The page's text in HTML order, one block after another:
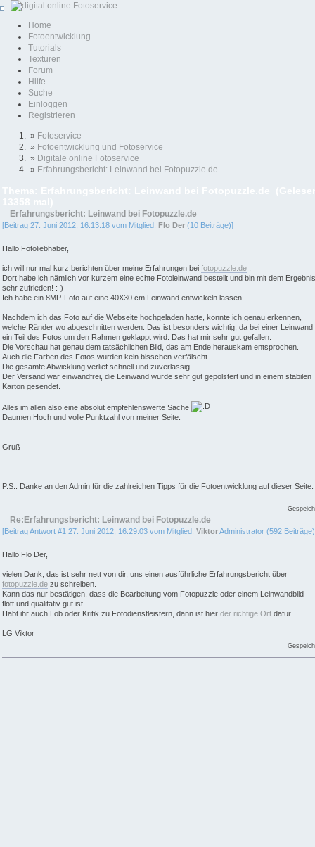
Home
Fotoentwicklung
Tutorials
Texturen
Forum
Hilfe
Suche
Einloggen
Registrieren
» Fotoservice
» Fotoentwicklung und Fotoservice
» Digitale online Fotoservice
» Erfahrungsbericht: Leinwand bei Fotopuzzle.de
Erfahrungsbericht: Leinwand bei Fotopuzzle.de
[Beitrag 27. Juni 2012, 16:13:18 vom Mitglied: Flo Der (10 Beiträge)]
Hallo Fotoliebhaber,
ich will nur mal kurz berichten über meine Erfahrungen bei fotopuzzle.de
Dort habe ich nämlich vor kurzem eine echte Fotoleinwand bestellt und bin mit dem Ergebnis
sehr zufrieden! :-)
Ich habe ein 8MP-Foto auf eine 40X30 cm Leinwand entwickeln lassen.
Nachdem ich das Foto auf die Webseite hochgeladen hatte, konnte ich genau erkennen,
welche Ränder wo abgeschnitten werden. Das ist besonders wichtig, da bei einer Leinwand
ein Teil des Fotos um den Rahmen geklappt wird. Das hat mir sehr gut gefallen.
Die Vorschau hat genau dem tatsächlichen Bild, das am Ende herauskam entsprochen.
Auch die Farben des Fotos wurden kein bisschen verfälscht.
Die gesamte Abwicklung verlief schnell und zuverlässig.
Der Versand war einwandfrei, die Leinwand wurde sehr gut gepolstert und in einem stabilen
Karton gesendet.
Alles im allen also eine absolut empfehlenswerte Sache
Daumen Hoch und volle Punktzahl von meiner Seite.
Gruß
P.S.: Danke an den Admin für die zahlreichen Tipps für die Fotoentwicklung auf dieser Seite.
Re:Erfahrungsbericht: Leinwand bei Fotopuzzle.de
[Beitrag Antwort #1 27. Juni 2012, 16:29:03 vom Mitglied: ViktorAdministrator (592
Hallo Flo Der,
vielen Dank, das ist sehr nett von dir, uns einen ausführliche Erfahrungsbericht über
fotopuzzle.de zu schreiben.
Kann das nur bestätigen, dass die Bearbeitung vom Fotopuzzle oder einem Leinwandbild
flott und qualitativ gut ist.
Habt ihr auch Lob oder Kritik zu Fotodienstleistern, dann ist hier der richtige Ort dafür.
LG Viktor